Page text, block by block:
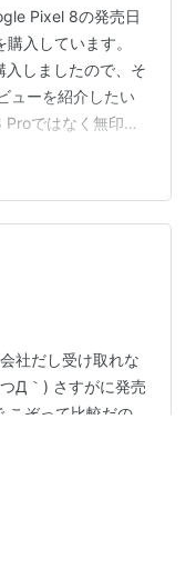
Pixel 8の発売日
入しています。
しましたので、そ
ューを紹介したい
ではなく無印に
開封のところか
っています。色は
。 スマホを買うと
年記念のピンバッ